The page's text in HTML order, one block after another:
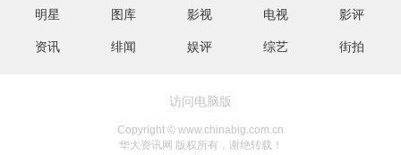
明星 图库 影视 电视 影评
资讯 绯闻 娱评 综艺 街拍
访问电脑版
Copyright © www.chinabig.com.cn
华大资讯网 版权所有，谢绝转载！